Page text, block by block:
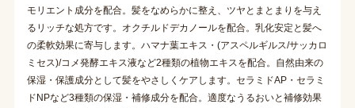
モリエント成分を配合。髪をなめらかに整え、ツヤとまとまりを与え
るリッチな処方です。オクチルドデカノールを配合。乳化安定と髪へ
の柔軟効果に寄与します。ハマナ葉エキス・(アスペルギルス/サッカロ
ミセス)/コメ発酵エキス液など2種類の植物エキスを配合。自然由来の
保湿・保護成分として髪をやさしくケアします。セラミドAP・セラミ
ドNPなど3種類の保湿・補修成分を配合。適度なうるおいと補修効果